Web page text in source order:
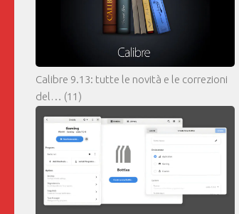
Calibre 9.13: tutte le novità e le correzioni
del… (11)